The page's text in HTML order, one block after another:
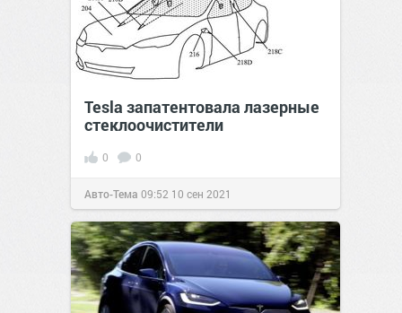
Tesla запатентовала лазерные
стеклоочистители
0 0
Авто-Тема 09:52 10 сен 2021